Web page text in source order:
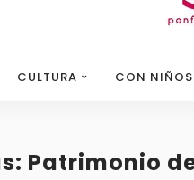
CULTURA CON NIÑOS
Patrimonio